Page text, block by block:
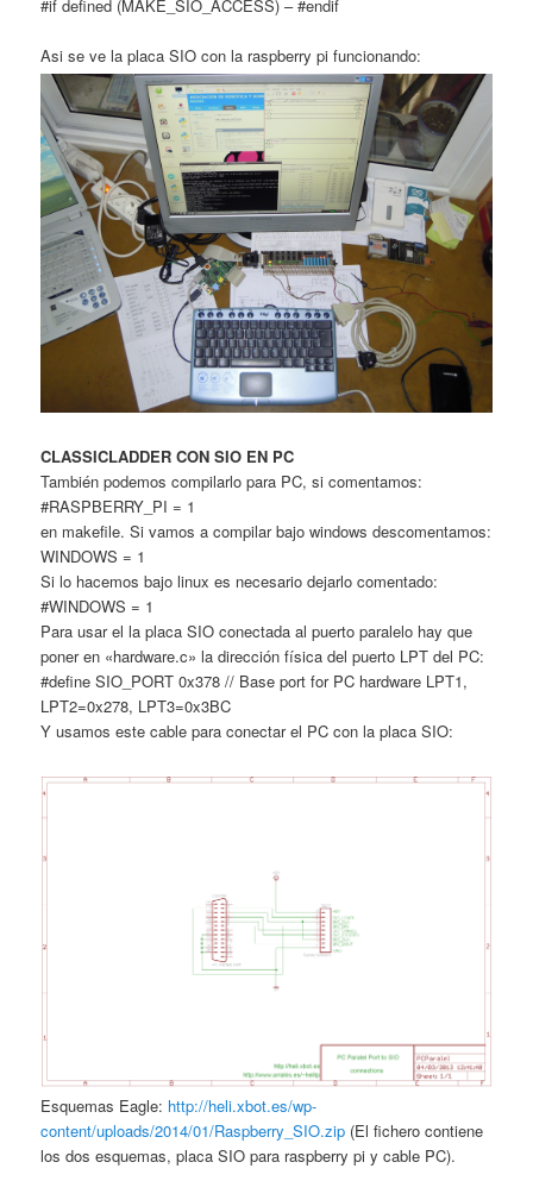
#if defined (MAKE_SIO_ACCESS) – #endif
Asi se ve la placa SIO con la raspberry pi funcionando:
CLASSICLADDER CON SIO EN PC
También podemos compilarlo para PC, si comentamos:
#RASPBERRY_PI = 1
en makefile. Si vamos a compilar bajo windows descomentamos:
WINDOWS = 1
Si lo hacemos bajo linux es necesario dejarlo comentado:
#WINDOWS = 1
Para usar el la placa SIO conectada al puerto paralelo hay que
poner en «hardware.c» la dirección física del puerto LPT del PC:
#define SIO_PORT 0x378 // Base port for PC hardware LPT1,
LPT2=0x278, LPT3=0x3BC
Y usamos este cable para conectar el PC con la placa SIO:
Esquemas Eagle: http://heli.xbot.es/wp-
content/uploads/2014/01/Raspberry_SIO.zip (El fichero contiene
los dos esquemas, placa SIO para raspberry pi y cable PC).